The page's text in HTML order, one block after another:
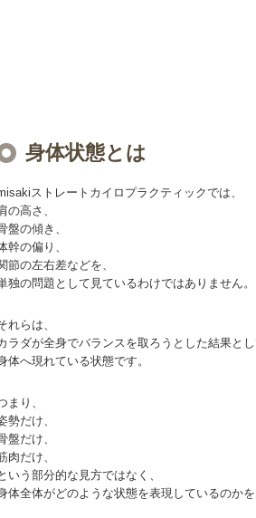
身体状態とは
ストレートカイロプラクティックでは、
の高さ、
盤の傾き、
幹の偏り、
節の左右差などを、
独の問題として見ているわけではありません。
れらは、
ラダが全身でバランスを取ろうとした結果とし
体へ現れている状態です。
まり、
勢だけ、
盤だけ、
肉だけ、
いう部分的な見方ではなく、
体全体がどのような状態を表現しているのかを